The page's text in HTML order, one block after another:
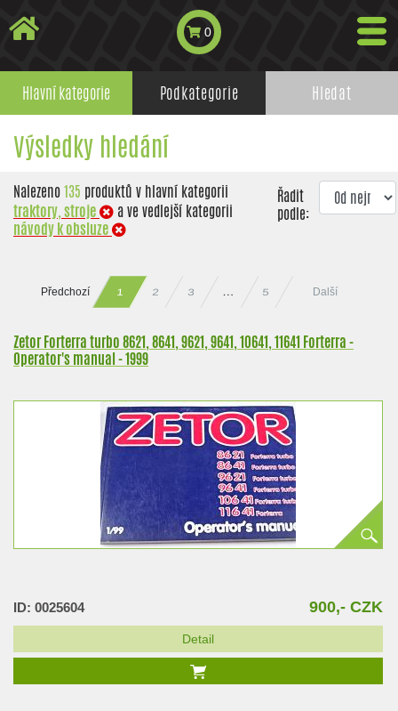
0
Hlavní kategorie Podkategorie Hledat
Výsledky hledání
Nalezeno135 produktů v hlavní kategorii
traktory, stroje
a ve vedlejší kategorii
návody k obsluze
Řadit
podle:
Předchozí 1 2 3 … 5 Další
Zetor Forterra turbo 8621, 8641, 9621, 9641, 10641, 11641 Forterra -
Operator's manual - 1999
ID: 0025604 900,- CZK
Detail